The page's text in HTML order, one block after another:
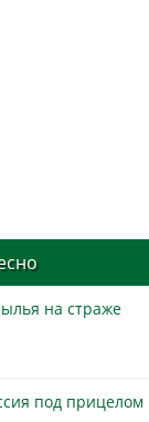
на страже
под прицелом